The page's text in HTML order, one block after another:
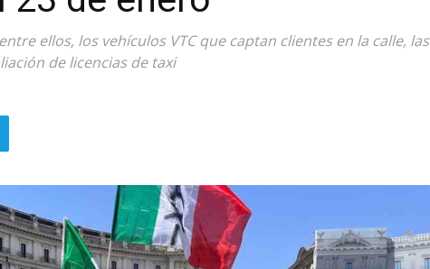
ellos, los vehículos VTC que captan clientes en la calle, las
de licencias de taxi